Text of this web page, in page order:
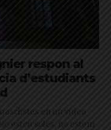
respon al
d’estudiants
en un vídeo
esteu soles, no estem